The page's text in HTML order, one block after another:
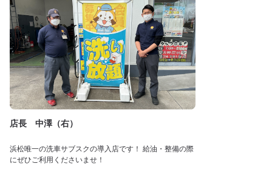
店長 中澤（右）
浜松唯一の洗車サブスクの導入店です！ 給油・整備の際
にぜひご利用くださいませ！